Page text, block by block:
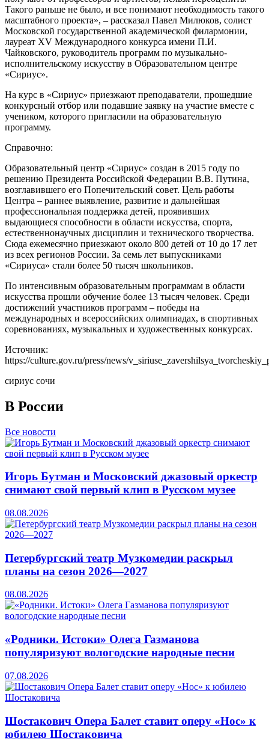
Такого раньше не было, и все понимают необходимость такого
масштабного проекта», – рассказал Павел Милюков, солист
Московской государственной академической филармонии,
лауреат XV Международного конкурса имени П.И.
Чайковского, руководитель программ по музыкально-
исполнительскому искусству в Образовательном центре
«Сириус».
На курс в «Сириус» приезжают преподаватели, прошедшие
конкурсный отбор или подавшие заявку на участие вместе с
учеником, которого пригласили на образовательную
программу.
Справочно:
Образовательный центр «Сириус» создан в 2015 году по
решению Президента Российской Федерации В.В. Путина,
возглавившего его Попечительский совет. Цель работы
Центра – раннее выявление, развитие и дальнейшая
профессиональная поддержка детей, проявивших
выдающиеся способности в области искусства, спорта,
естественнонаучных дисциплин и технического творчества.
Сюда ежемесячно приезжают около 800 детей от 10 до 17 лет
из всех регионов России. За семь лет выпускниками
«Сириуса» стали более 50 тысяч школьников.
По интенсивным образовательным программам в области
искусства прошли обучение более 13 тысяч человек. Среди
достижений участников программ – победы на
международных и всероссийских олимпиадах, в спортивных
соревнованиях, музыкальных и художественных конкурсах.
Источник:
https://culture.gov.ru/press/news/
сириус сочи
В России
Все новости
Игорь Бутман и Московский джазовый оркестр
снимают свой первый клип в Русском музее
08.08.2026
Петербургский театр Музкомедии раскрыл
планы на сезон 2026—2027
08.08.2026
«Родники. Истоки» Олега Газманова
популяризуют вологодские народные песни
07.08.2026
Шостакович Опера Балет ставит оперу «Нос» к
юбилею Шостаковича